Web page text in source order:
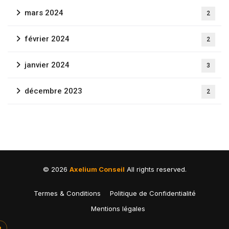
mars 2024 2
février 2024 2
janvier 2024 3
décembre 2023 2
© 2026 Axelium Conseil All rights reserved.
Termes & Conditions
Politique de Confidentialité
Mentions légales